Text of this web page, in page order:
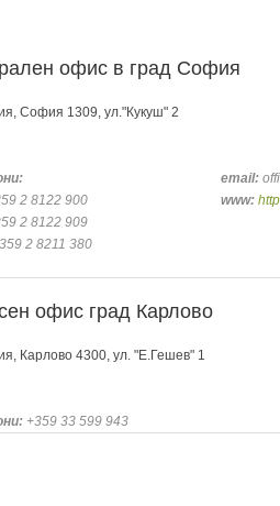
офис в град София
София 1309, ул."Кукуш" 2
2 8122 900
2 8122 909
2 8211 380
email:
www:
офис град Карлово
Карлово 4300, ул. "Е.Гешев" 1
+359 33 599 943